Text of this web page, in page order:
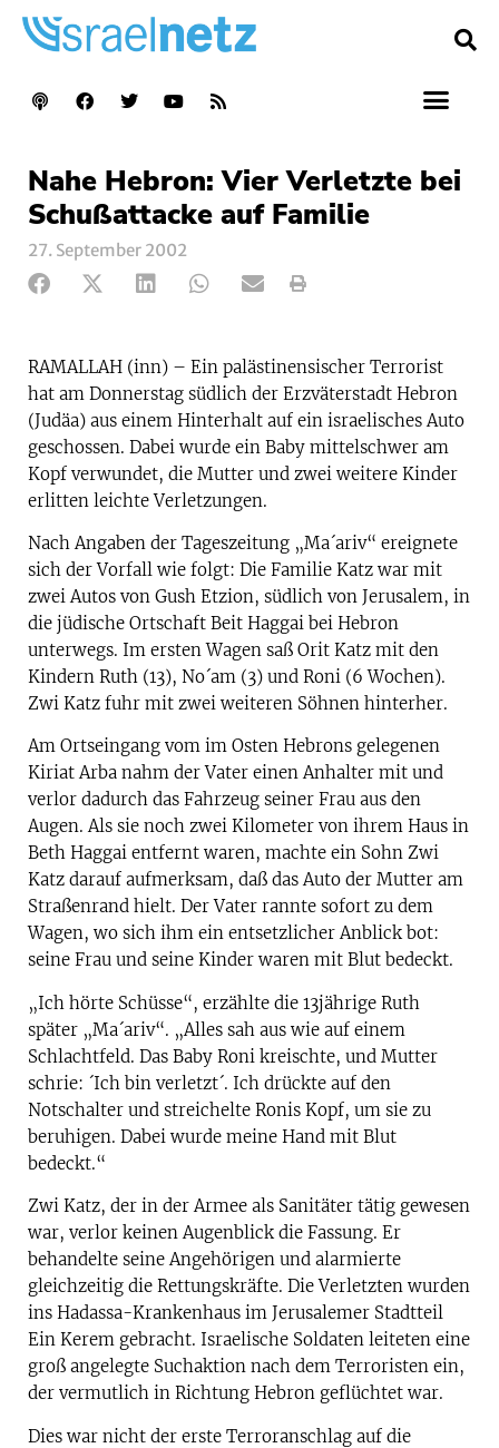
Nahe Hebron: Vier Verletzte bei
Schußattacke auf Familie
27. September 2002
RAMALLAH (inn) – Ein palästinensischer Terrorist
hat am Donnerstag südlich der Erzväterstadt Hebron
(Judäa) aus einem Hinterhalt auf ein israelisches Auto
geschossen. Dabei wurde ein Baby mittelschwer am
Kopf verwundet, die Mutter und zwei weitere Kinder
erlitten leichte Verletzungen.
Nach Angaben der Tageszeitung „Ma´ariv“ ereignete
sich der Vorfall wie folgt: Die Familie Katz war mit
zwei Autos von Gush Etzion, südlich von Jerusalem, in
die jüdische Ortschaft Beit Haggai bei Hebron
unterwegs. Im ersten Wagen saß Orit Katz mit den
Kindern Ruth (13), No´am (3) und Roni (6 Wochen).
Zwi Katz fuhr mit zwei weiteren Söhnen hinterher.
Am Ortseingang vom im Osten Hebrons gelegenen
Kiriat Arba nahm der Vater einen Anhalter mit und
verlor dadurch das Fahrzeug seiner Frau aus den
Augen. Als sie noch zwei Kilometer von ihrem Haus in
Beth Haggai entfernt waren, machte ein Sohn Zwi
Katz darauf aufmerksam, daß das Auto der Mutter am
Straßenrand hielt. Der Vater rannte sofort zu dem
Wagen, wo sich ihm ein entsetzlicher Anblick bot:
seine Frau und seine Kinder waren mit Blut bedeckt.
„Ich hörte Schüsse“, erzählte die 13jährige Ruth
später „Ma´ariv“. „Alles sah aus wie auf einem
Schlachtfeld. Das Baby Roni kreischte, und Mutter
schrie: ´Ich bin verletzt´. Ich drückte auf den
Notschalter und streichelte Ronis Kopf, um sie zu
beruhigen. Dabei wurde meine Hand mit Blut
bedeckt.“
Zwi Katz, der in der Armee als Sanitäter tätig gewesen
war, verlor keinen Augenblick die Fassung. Er
behandelte seine Angehörigen und alarmierte
gleichzeitig die Rettungskräfte. Die Verletzten wurden
ins Hadassa-Krankenhaus im Jerusalemer Stadtteil
Ein Kerem gebracht. Israelische Soldaten leiteten eine
groß angelegte Suchaktion nach dem Terroristen ein,
der vermutlich in Richtung Hebron geflüchtet war.
Dies war nicht der erste Terroranschlag auf die